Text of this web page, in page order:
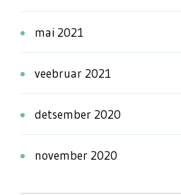
mai 2021
veebruar 2021
detsember 2020
november 2020